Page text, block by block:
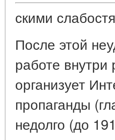
скими
После этой
работе
организует
пропаганды
недолго (до